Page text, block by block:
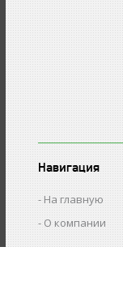
Навигация
На главную
О компании